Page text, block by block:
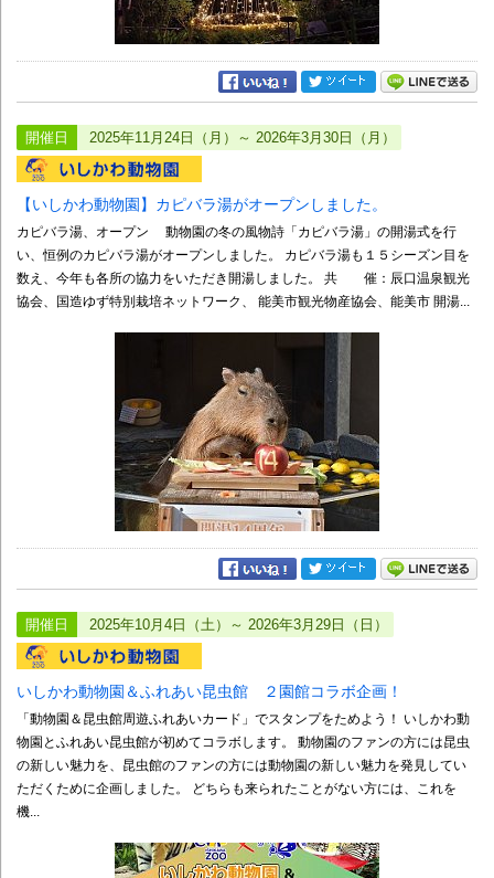
開催日 2025年11月24日（月）～ 2026年3月30日（月）
【いしかわ動物園】カピバラ湯がオープンしました。
カピバラ湯、オープン 動物園の冬の風物詩「カピバラ湯」の開湯式を行
い、恒例のカピバラ湯がオープンしました。 カピバラ湯も１５シーズン目を
数え、今年も各所の協力をいただき開湯しました。 共 催：辰口温泉観光
協会、国造ゆず特別栽培ネットワーク、 能美市観光物産協会、能美市 開湯...
開催日 2025年10月4日（土）～ 2026年3月29日（日）
いしかわ動物園＆ふれあい昆虫館 ２園館コラボ企画！
「動物園＆昆虫館周遊ふれあいカード」でスタンプをためよう！ いしかわ動
物園とふれあい昆虫館が初めてコラボします。 動物園のファンの方には昆虫
の新しい魅力を、昆虫館のファンの方には動物園の新しい魅力を発見してい
ただくために企画しました。 どちらも来られたことがない方には、これを
機...